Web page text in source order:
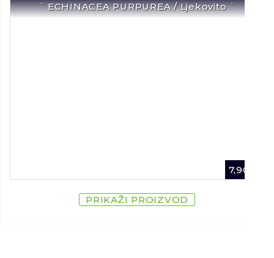
¨ ECHINACEA PURPUREA / Ljekovito ¨
7,90
PRIKAŽI PROIZVOD